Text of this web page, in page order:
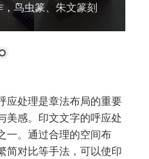
鸟虫篆、朱文篆刻
应处理是章法布局的重要
美感。印文文字的呼应处
一。通过合理的空间布
简对比等手法，可以使印